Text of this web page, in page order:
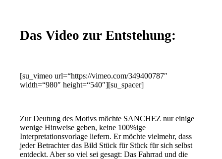
Das Video zur Entstehung:
[su_vimeo url=“https://vimeo.com/349400787″
width=“980″ height=“540″][su_spacer]
Zur Deutung des Motivs möchte SANCHEZ nur einige
wenige Hinweise geben, keine 100%ige
Interpretationsvorlage liefern. Er möchte vielmehr, dass
jeder Betrachter das Bild Stück für Stück für sich selbst
entdeckt. Aber so viel sei gesagt: Das Fahrrad und die